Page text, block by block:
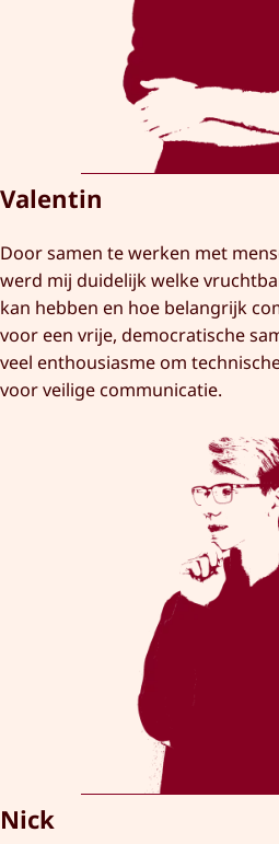
Valentin
Door samen te werken met
werd mij duidelijk welke
kan hebben en hoe belangrijk
voor een vrije, democratische
veel enthousiasme om
voor veilige communicatie.
Nick